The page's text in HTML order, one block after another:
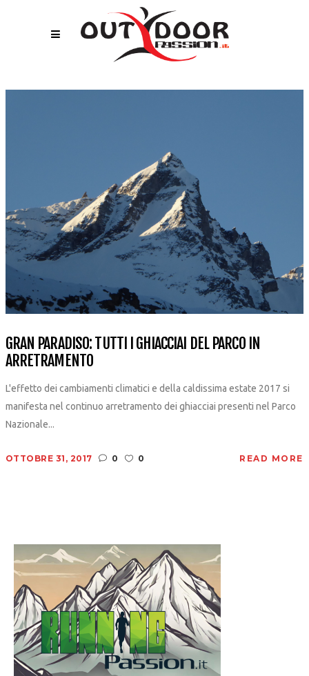
GRAN PARADISO: TUTTI I GHIACCIAI DEL PARCO IN
ARRETRAMENTO
L'effetto dei cambiamenti climatici e della caldissima estate 2017 si
manifesta nel continuo arretramento dei ghiacciai presenti nel Parco
Nazionale...
OTTOBRE 31, 2017 0 0 READ MORE